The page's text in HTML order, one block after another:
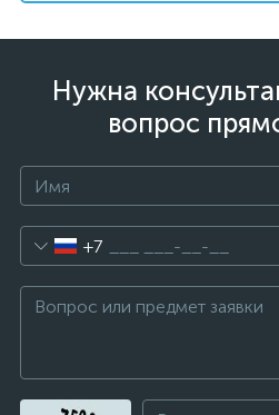
Нужна
вопрос
+7